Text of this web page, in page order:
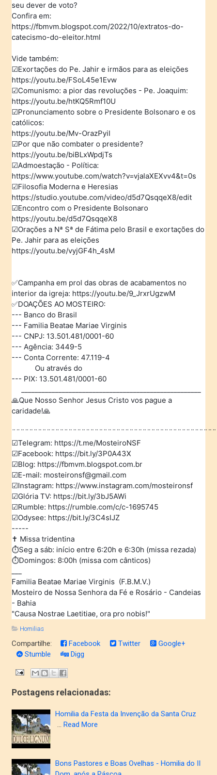
seu dever de voto?
Confira em:
https://fbmvm.blogspot.com/2022/10/extratos-do-
catecismo-do-eleitor.html
Vide também:
☑️Exortações do Pe. Jahir e irmãos para as eleições
https://youtu.be/FSoL45e1Evw
☑️Comunismo: a pior das revoluções - Pe. Joaquim:
https://youtu.be/htKQ5Rmf10U
☑️Pronunciamento sobre o Presidente Bolsonaro e os
católicos:
https://youtu.be/Mv-OrazPyiI
☑️Por que não combater o presidente?
https://youtu.be/biBLxWpdjTs
☑️Admoestação - Política:
https://www.youtube.com/watch?v=vjalaXEXvv4&t=0s
☑️Filosofia Moderna e Heresias
https://studio.youtube.com/video/d5d7QsqqeX8/edit
☑️Encontro com o Presidente Bolsonaro
https://youtu.be/d5d7QsqqeX8
☑️Orações a Nª Sª de Fátima pelo Brasil e exortações do
Pe. Jahir para as eleições
https://youtu.be/vyjGF4h_4sM
✅Campanha em prol das obras de acabamentos no
interior da igreja: https://youtu.be/9_JrxrUgzwM
✅DOAÇÕES AO MOSTEIRO:
--- Banco do Brasil
--- Familia Beatae Mariae Virginis
--- CNPJ: 13.501.481/0001-60
--- Agência: 3449-5
--- Conta Corrente: 47.119-4
Ou através do
--- PIX: 13.501.481/0001-60
🙏Que Nosso Senhor Jesus Cristo vos pague a
caridade!🙏
☑️Telegram: https://t.me/MosteiroNSF
☑️Facebook: https://bit.ly/3P0A43X
☑️Blog: https://fbmvm.blogspot.com.br
☑️E-mail: mosteironsf@gmail.com
☑️Instagram: https://www.instagram.com/mosteironsf
☑️Glória TV: https://bit.ly/3bJ5AWi
☑️Rumble: https://rumble.com/c/c-1695745
☑️Odysee: https://bit.ly/3C4sIJZ
-----
✝️ Missa tridentina
⏱Seg a sáb: início entre 6:20h e 6:30h (missa rezada)
⏱Domingos: 8:00h (missa com cânticos)
Familia Beatae Mariae Virginis (F.B.M.V.)
Mosteiro de Nossa Senhora da Fé e Rosário - Candeias
- Bahia
"Causa Nostrae Laetitiae, ora pro nobis!"
Homilias
Compartilhe: Facebook Twitter
Google+
Stumble
Digg
Postagens relacionadas:
Homilia da Festa da Invenção da Santa Cruz
… Read More
Bons Pastores e Boas Ovelhas - Homilia do II